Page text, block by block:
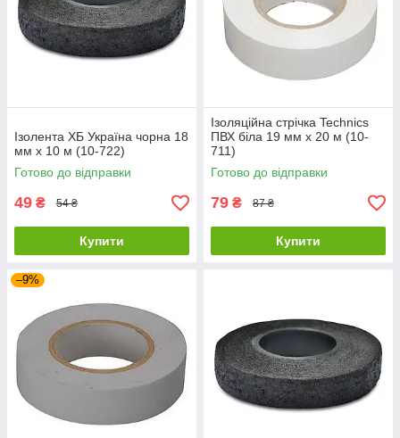
Ізолента ХБ Україна чорна 18
мм х 10 м (10-722)
Готово до відправки
49 ₴ 54 ₴
Купити
Ізоляційна стрічка Technics
ПВХ біла 19 мм х 20 м (10-
711)
Готово до відправки
79 ₴ 87 ₴
Купити
–9%